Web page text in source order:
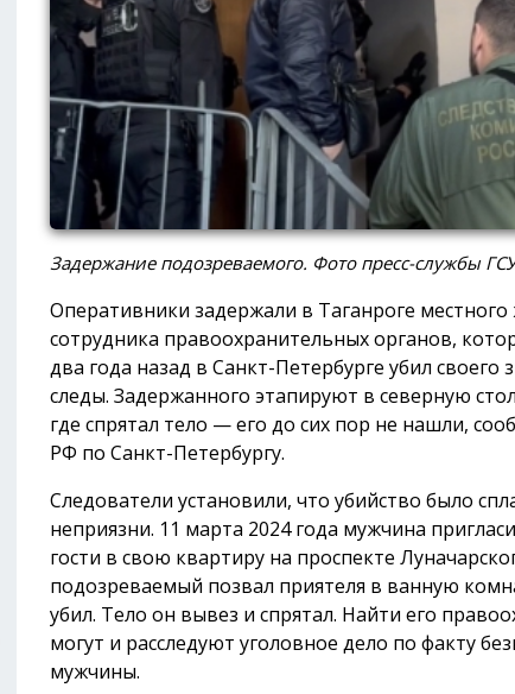
Задержание подозреваемого. Фото пресс-службы
Оперативники задержали в Таганроге
сотрудника правоохранительных органов,
два года назад в Санкт-Петербурге убил своего
следы. Задержанного этапируют в северную
где спрятал тело — его до сих пор не нашли,
РФ по Санкт-Петербургу.
Следователи установили, что убийство было
неприязни. 11 марта 2024 года мужчина
гости в свою квартиру на проспекте
подозреваемый позвал приятеля в ванную
убил. Тело он вывез и спрятал. Найти его
могут и расследуют уголовное дело по факту
мужчины.